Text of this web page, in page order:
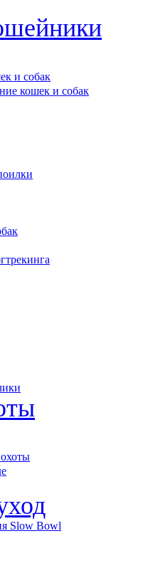
и собак
кошек и собак
Slow Bowl